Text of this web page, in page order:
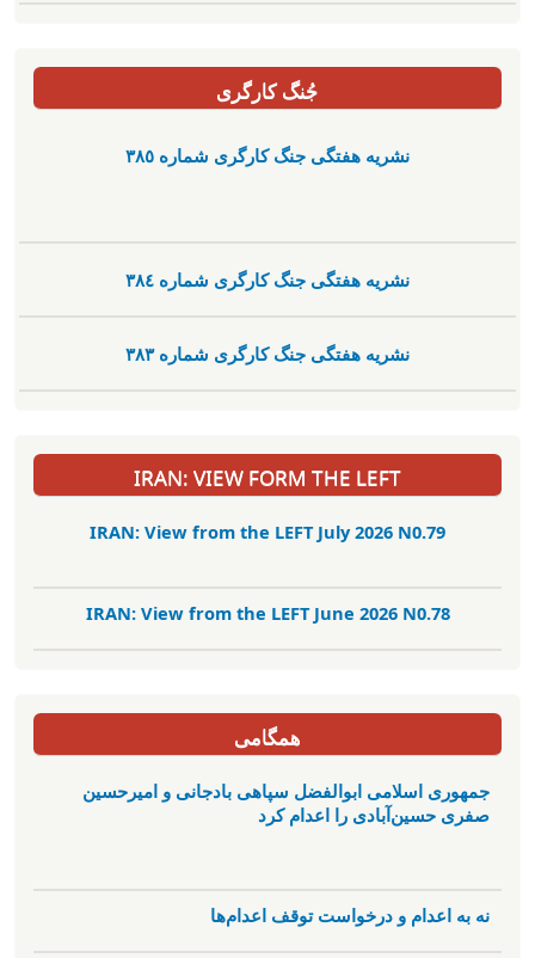
جُنگ کارگری
نشریە هفتگی جنگ کارگری شمارە ٣٨٥
نشریە هفتگی جنگ کارگری شمارە ٣٨٤
نشریە هفتگی جنگ کارگری شمارە ٣٨٣
IRAN: VIEW FORM THE LEFT
IRAN: View from the LEFT July 2026 N0.79
IRAN: View from the LEFT June 2026 N0.78
همگامی
جمهوری اسلامی ابوالفضل سپاهی بادجانی و امیرحسین
صفری حسین‌آبادی را اعدام کرد
نه به اعدام و درخواست توقف اعدام‌ها